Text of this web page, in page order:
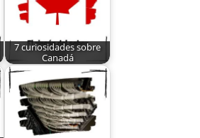
7 curiosidades sobre
Canadá